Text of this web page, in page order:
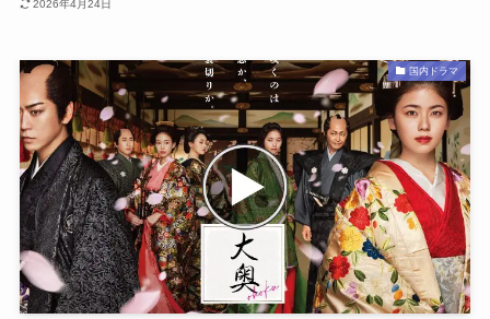
2026年4月24日
国内ドラマ